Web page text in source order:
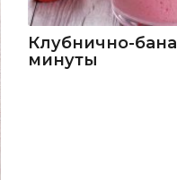
Клубнично-
минуты